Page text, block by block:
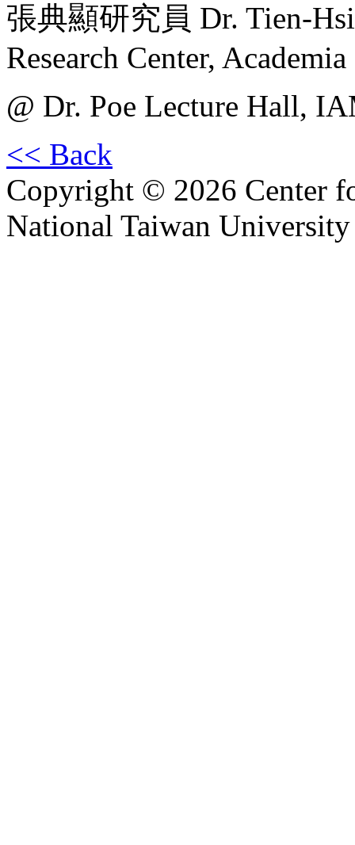
張典顯研究員 Dr. Tien-
Research Center,
@ Dr. Poe Lecture Hall,
<< Back
Copyright © 2026 Center
National Taiwan University